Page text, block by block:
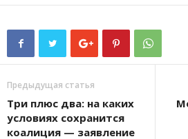
Предыдущая статья
Три плюс два: на каких
условиях сохранится
коалиция — заявление